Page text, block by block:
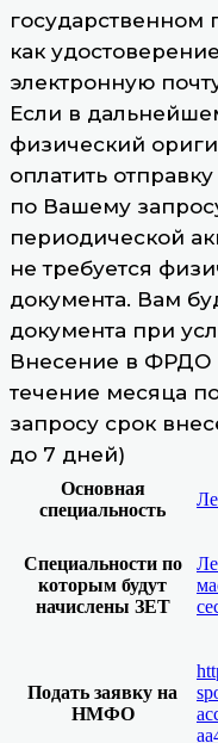
как
электронную
Если в
физический
оплатить
по Вашему
периодической
не требуется
документа. Вам
документа при
Внесение в ФРДО
течение месяца
запросу срок
до 7 дней)
Основная
специальность
Специальности по
которым будут
начислены ЗЕТ
Подать заявку на
НМФО